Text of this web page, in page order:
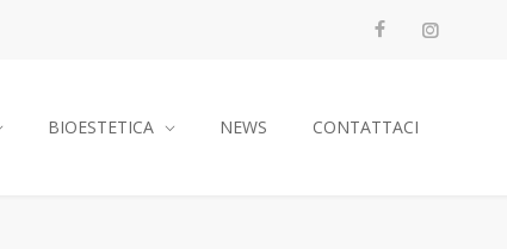
BIOESTETICA NEWS CONTATTACI